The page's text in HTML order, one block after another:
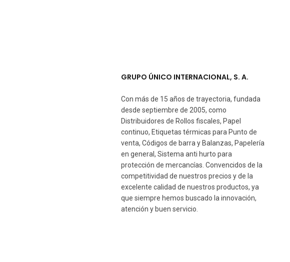
GRUPO ÚNICO INTERNACIONAL, S. A.
Con más de 15 años de trayectoria, fundada
desde septiembre de 2005, como
Distribuidores de Rollos fiscales, Papel
continuo, Etiquetas térmicas para Punto de
venta, Códigos de barra y Balanzas, Papelería
en general, Sistema anti hurto para
protección de mercancías. Convencidos de la
competitividad de nuestros precios y de la
excelente calidad de nuestros productos, ya
que siempre hemos buscado la innovación,
atención y buen servicio.